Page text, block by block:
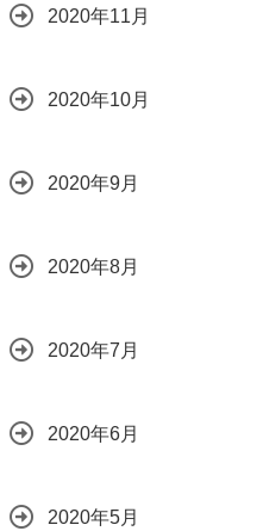
2020年11月
2020年10月
2020年9月
2020年8月
2020年7月
2020年6月
2020年5月